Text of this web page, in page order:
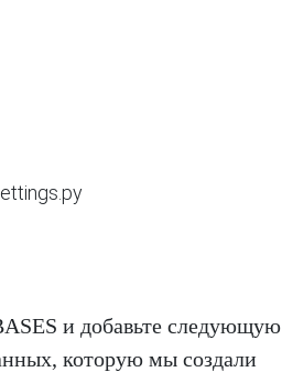
и добавьте следующую
которую мы создали